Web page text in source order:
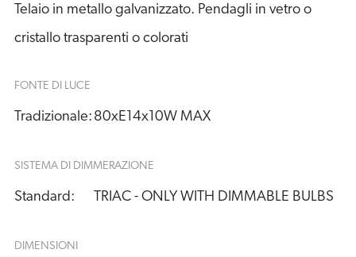
Telaio in metallo galvanizzato. Pendagli in vetro o
cristallo trasparenti o colorati
FONTE DI LUCE
Tradizionale: 80xE14x10W MAX
SISTEMA DI DIMMERAZIONE
Standard: TRIAC - ONLY WITH DIMMABLE BULBS
DIMENSIONI